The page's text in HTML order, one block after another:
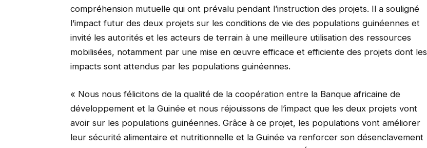
compréhension mutuelle qui ont prévalu pendant l’instruction des projets. Il a souligné
l’impact futur des deux projets sur les conditions de vie des populations guinéennes et
invité les autorités et les acteurs de terrain à une meilleure utilisation des ressources
mobilisées, notamment par une mise en œuvre efficace et efficiente des projets dont les
impacts sont attendus par les populations guinéennes.
« Nous nous félicitons de la qualité de la coopération entre la Banque africaine de
développement et la Guinée et nous réjouissons de l’impact que les deux projets vont
avoir sur les populations guinéennes. Grâce à ce projet, les populations vont améliorer
leur sécurité alimentaire et nutritionnelle et la Guinée va renforcer son désenclavement